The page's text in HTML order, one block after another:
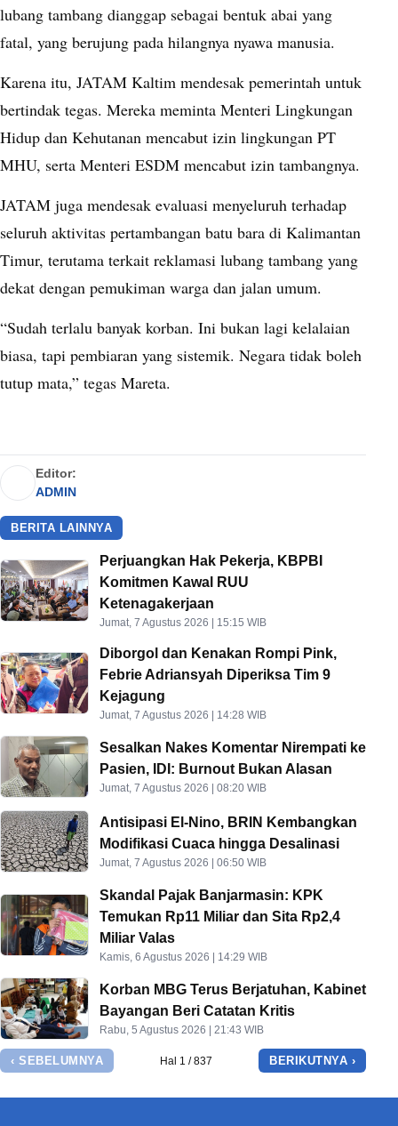
lubang tambang dianggap sebagai bentuk abai yang
fatal, yang berujung pada hilangnya nyawa manusia.
Karena itu, JATAM Kaltim mendesak pemerintah untuk
bertindak tegas. Mereka meminta Menteri Lingkungan
Hidup dan Kehutanan mencabut izin lingkungan PT
MHU, serta Menteri ESDM mencabut izin tambangnya.
JATAM juga mendesak evaluasi menyeluruh terhadap
seluruh aktivitas pertambangan batu bara di Kalimantan
Timur, terutama terkait reklamasi lubang tambang yang
dekat dengan pemukiman warga dan jalan umum.
“Sudah terlalu banyak korban. Ini bukan lagi kelalaian
biasa, tapi pembiaran yang sistemik. Negara tidak boleh
tutup mata,” tegas Mareta.
Editor:
ADMIN
BERITA LAINNYA
Perjuangkan Hak Pekerja, KBPBI
Komitmen Kawal RUU
Ketenagakerjaan
Jumat, 7 Agustus 2026 | 15:15 WIB
Diborgol dan Kenakan Rompi Pink,
Febrie Adriansyah Diperiksa Tim 9
Kejagung
Jumat, 7 Agustus 2026 | 14:28 WIB
Sesalkan Nakes Komentar Nirempati ke
Pasien, IDI: Burnout Bukan Alasan
Jumat, 7 Agustus 2026 | 08:20 WIB
Antisipasi El-Nino, BRIN Kembangkan
Modifikasi Cuaca hingga Desalinasi
Jumat, 7 Agustus 2026 | 06:50 WIB
Skandal Pajak Banjarmasin: KPK
Temukan Rp11 Miliar dan Sita Rp2,4
Miliar Valas
Kamis, 6 Agustus 2026 | 14:29 WIB
Korban MBG Terus Berjatuhan, Kabinet
Bayangan Beri Catatan Kritis
Rabu, 5 Agustus 2026 | 21:43 WIB
‹ SEBELUMNYA Hal 1 / 837 BERIKUTNYA ›